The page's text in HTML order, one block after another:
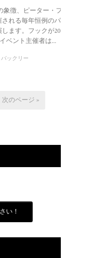
象徴、ピーター・フック
れる毎年恒例のパンクフ
ます。フックが2016年の
ベント主催者は...
ックリー
次のページ »
い！